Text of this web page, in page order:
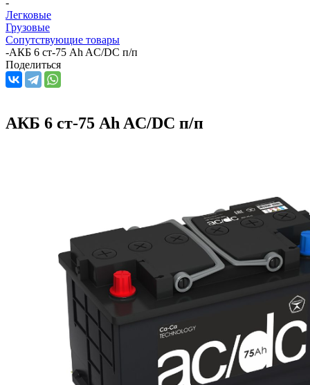
Легковые
Грузовые
Сопутствующие товары
-АКБ 6 ст-75 Ah AC/DC п/п
Поделиться
АКБ 6 ст-75 Ah AC/DC п/п